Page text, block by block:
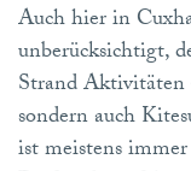
Auch hier in
unberücksichtigt,
Strand
sondern auch
ist meistens